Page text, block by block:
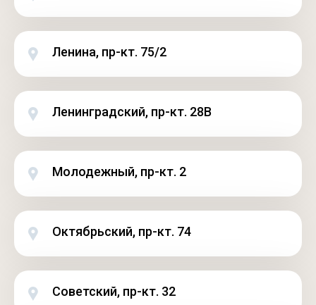
Ленина, пр-кт. 75/2
Ленинградский, пр-кт. 28В
Молодежный, пр-кт. 2
Октябрьский, пр-кт. 74
Советский, пр-кт. 32